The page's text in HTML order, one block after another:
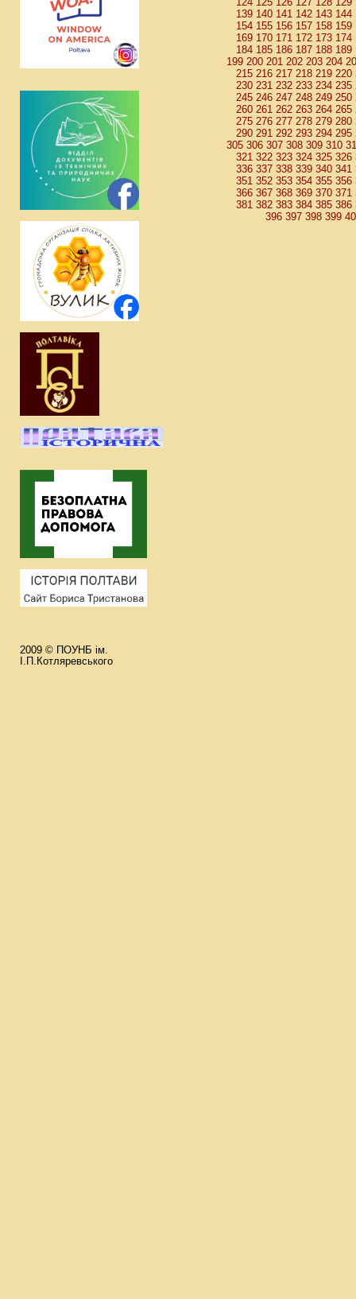
139 140 141 142 143 144
154 155 156 157 158 159
169 170 171 172 173 174
184 185 186 187 188 189
199 200 201 202 203 204
215 216 217 218 219 220
230 231 232 233 234 235
245 246 247 248 249 250
260 261 262 263 264 265
275 276 277 278 279 280
290 291 292 293 294 295
305 306 307 308 309 310
321 322 323 324 325 326
336 337 338 339 340 341
351 352 353 354 355 356
366 367 368 369 370 371
381 382 383 384 385 386
396 397 398 399
2009 © ПОУНБ ім.
І.П.Котляревського